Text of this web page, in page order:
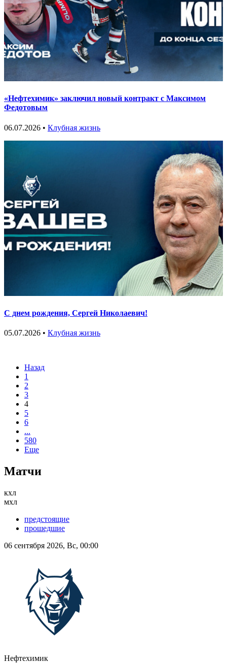
«Нефтехимик» заключил новый контракт с Максимом
Федотовым
06.07.2026 • Клубная жизнь
С днем рождения, Сергей Николаевич!
05.07.2026 • Клубная жизнь
Назад
1
2
3
4
5
6
...
580
Еще
Матчи
кхл
мхл
предстоящие
прошедшие
06 сентября 2026, Вс, 00:00
Нефтехимик